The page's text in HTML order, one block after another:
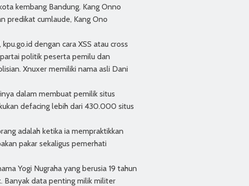
kembang Bandung. Kang Onno
predikat cumlaude, Kang Ono
dengan cara XSS atau cross
politik peserta pemilu dan
Xnuxer memiliki nama asli Dani
dalam membuat pemilik situs
defacing lebih dari 430.000 situs
adalah ketika ia mempraktikkan
pakar sekaligus pemerhati
Yogi Nugraha yang berusia 19 tahun
Banyak data penting milik militer